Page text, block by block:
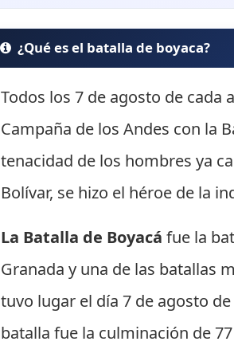
¿Qué es el batalla de boyaca?
Todos los 7 de agosto de
Campaña de los Andes con la
tenacidad de los hombres ya
Bolívar, se hizo el héroe de la
La Batalla de Boyacá fue la
Granada y una de las batallas
tuvo lugar el día 7 de agosto
batalla fue la culminación de